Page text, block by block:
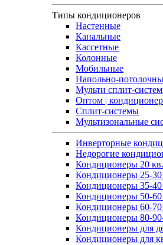
Типы кондиционеров
Настенные
Канальные
Кассетные
Колонные
Мобильные
Напольно-
Мульти сплит-
Оптом |
Сплит-системы
Мультизональные
Инверторные
Недорогие
Кондиционеры 20
Кондиционеры 25-
Кондиционеры 35-
Кондиционеры 50-
Кондиционеры 60-
Кондиционеры 80-
Кондиционеры для
Кондиционеры для